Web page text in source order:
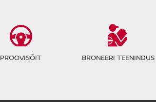
PROOVISÕIT BRONEERI TEENINDUS